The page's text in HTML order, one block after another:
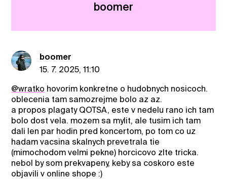
boomer
boomer
15. 7. 2025, 11:10
@wratko hovorim konkretne o hudobnych nosicoch.
oblecenia tam samozrejme bolo az az.
a propos plagaty QOTSA, este v nedelu rano ich tam
bolo dost vela. mozem sa mylit, ale tusim ich tam
dali len par hodin pred koncertom, po tom co uz
hadam vacsina skalnych prevetrala tie
(mimochodom velmi pekne) horcicovo zlte tricka.
nebol by som prekvapeny, keby sa coskoro este
objavili v online shope :)